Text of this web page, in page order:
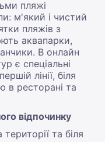
пляжі
м'який і чистий
пляжів з
аквапарки,
В онлайн
є спеціальні
лінії, біля
в ресторані та
відпочинку
та біля